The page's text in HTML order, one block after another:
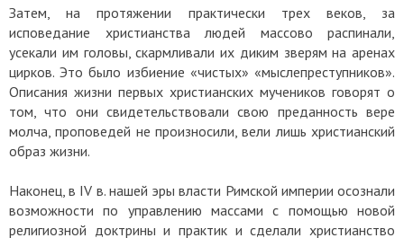
Затем, на протяжении практически трех веков, за
исповедание христианства людей массово распинали,
усекали им головы, скармливали их диким зверям на аренах
цирков. Это было избиение «чистых» «мыслепреступников».
Описания жизни первых христианских мучеников говорят о
том, что они свидетельствовали свою преданность вере
молча, проповедей не произносили, вели лишь христианский
образ жизни.
Наконец, в IV в. нашей эры власти Римской империи осознали
возможности по управлению массами с помощью новой
религиозной доктрины и практик и сделали христианство